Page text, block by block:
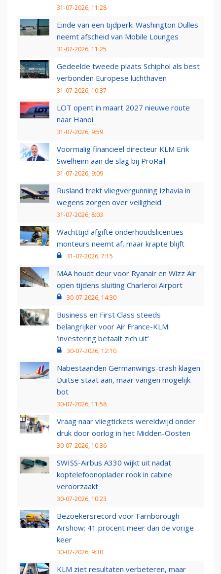
31-07-2026, 11:28
Einde van een tijdperk: Washington Dulles
neemt afscheid van Mobile Lounges
31-07-2026, 11:25
Gedeelde tweede plaats Schiphol als best
verbonden Europese luchthaven
31-07-2026, 10:37
LOT opent in maart 2027 nieuwe route
naar Hanoi
31-07-2026, 9:59
Voormalig financieel directeur KLM Erik
Swelheim aan de slag bij ProRail
31-07-2026, 9:09
Rusland trekt vliegvergunning Izhavia in
wegens zorgen over veiligheid
31-07-2026, 8:03
Wachttijd afgifte onderhoudslicenties
monteurs neemt af, maar krapte blijft
31-07-2026, 7:15
MAA houdt deur voor Ryanair en Wizz Air
open tijdens sluiting Charleroi Airport
30-07-2026, 14:30
Business en First Class steeds
belangrijker voor Air France-KLM:
‘investering betaalt zich uit’
30-07-2026, 12:10
Nabestaanden Germanwings-crash klagen
Duitse staat aan, maar vangen mogelijk
bot
30-07-2026, 11:58
Vraag naar vliegtickets wereldwijd onder
druk door oorlog in het Midden-Oosten
30-07-2026, 10:36
SWISS-Airbus A330 wijkt uit nadat
koptelefoonoplader rook in cabine
veroorzaakt
30-07-2026, 10:23
Bezoekersrecord voor Farnborough
Airshow: 41 procent meer dan de vorige
keer
30-07-2026, 9:30
KLM ziet resultaten verbeteren, maar